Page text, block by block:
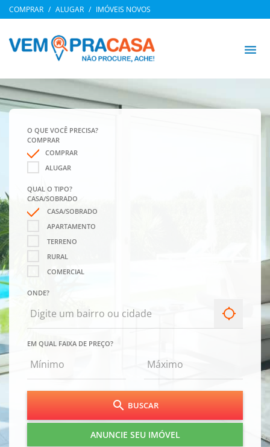
COMPRAR ALUGAR IMÓVEIS NOVOS
menu
O QUE VOCÊ PRECISA?
COMPRAR
COMPRAR
ALUGAR
QUAL O TIPO?
CASA/SOBRADO
CASA/SOBRADO
APARTAMENTO
TERRENO
RURAL
COMERCIAL
ONDE?
location_searching
EM QUAL FAIXA DE PREÇO?
search BUSCAR
ANUNCIE SEU IMÓVEL